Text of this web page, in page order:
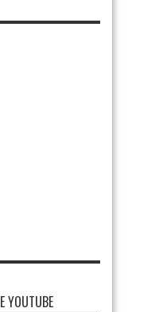
YOUTUBE